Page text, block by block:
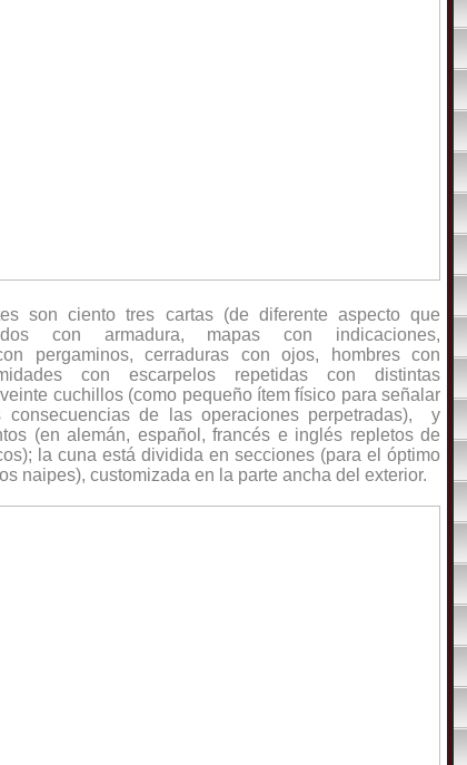
son ciento tres cartas (de diferente aspecto que
con armadura, mapas con indicaciones,
pergaminos, cerraduras con ojos, hombres con
con escarpelos repetidas con distintas
cuchillos (como pequeño ítem físico para señalar
consecuencias de las operaciones perpetradas), y
(en alemán, español, francés e inglés repletos de
la cuna está dividida en secciones (para el óptimo
naipes), customizada en la parte ancha del exterior.